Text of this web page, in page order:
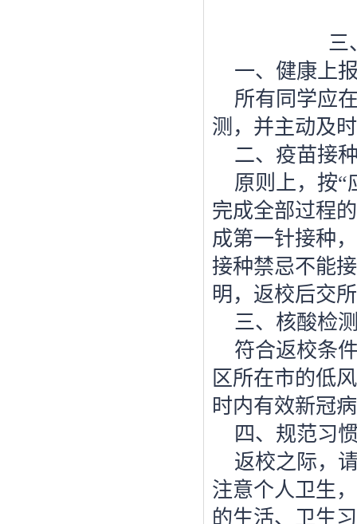
三
一、健康上
所有同学应
测，并主动及
二、疫苗接
原则上，按“
完成全部过程
成第一针接种
接种禁忌不能
明，返校后交
三、核酸检
符合返校条
区所在市的低
时内有效新冠
四、规范习
返校之际，
注意个人卫生
的生活、卫生